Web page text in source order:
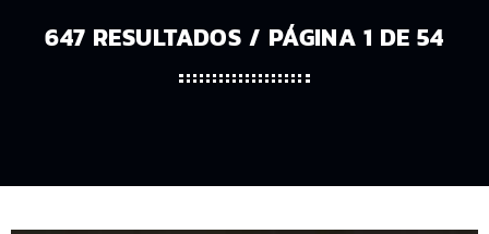
647 RESULTADOS / PÁGINA 1 DE 54